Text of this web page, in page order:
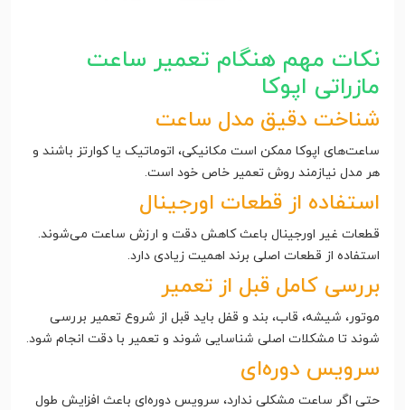
نکات مهم هنگام تعمیر ساعت
مازراتی اپوکا
شناخت دقیق مدل ساعت
ساعت‌های اپوکا ممکن است مکانیکی، اتوماتیک یا کوارتز باشند و
هر مدل نیازمند روش تعمیر خاص خود است.
استفاده از قطعات اورجینال
قطعات غیر اورجینال باعث کاهش دقت و ارزش ساعت می‌شوند.
استفاده از قطعات اصلی برند اهمیت زیادی دارد.
بررسی کامل قبل از تعمیر
موتور، شیشه، قاب، بند و قفل باید قبل از شروع تعمیر بررسی
شوند تا مشکلات اصلی شناسایی شوند و تعمیر با دقت انجام شود.
سرویس دوره‌ای
حتی اگر ساعت مشکلی ندارد، سرویس دوره‌ای باعث افزایش طول